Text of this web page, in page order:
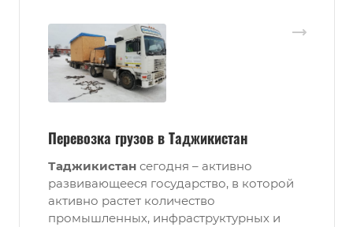
Перевозка грузов в Таджикистан
Таджикистан сегодня – активно
развивающееся государство, в которой
активно растет количество
промышленных, инфраструктурных и